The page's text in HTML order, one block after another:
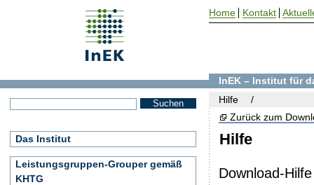
Hilfe
Zurück zum
Download-Hilfe
InEK – Institut für
Hilfe
Das Institut
Leistungsgruppen-Grouper gemäß
KHTG
Home Kontakt